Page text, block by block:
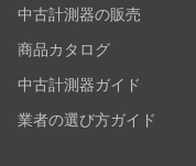
中古計測器の販売
商品カタログ
中古計測器ガイド
業者の選び方ガイド